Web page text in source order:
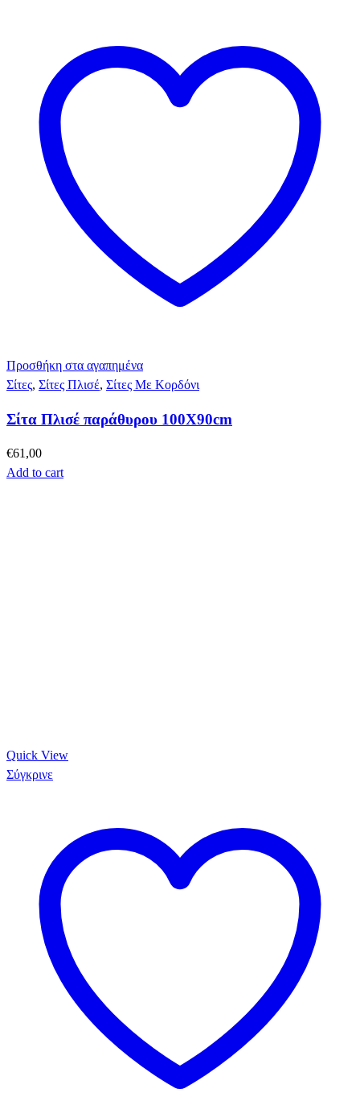
Προσθήκη στα αγαπημένα
Σίτες, Σίτες Πλισέ, Σίτες Με Κορδόνι
Σίτα Πλισέ παράθυρου 100Χ90cm
€61,00
Add to cart
Quick View
Σύγκρινε